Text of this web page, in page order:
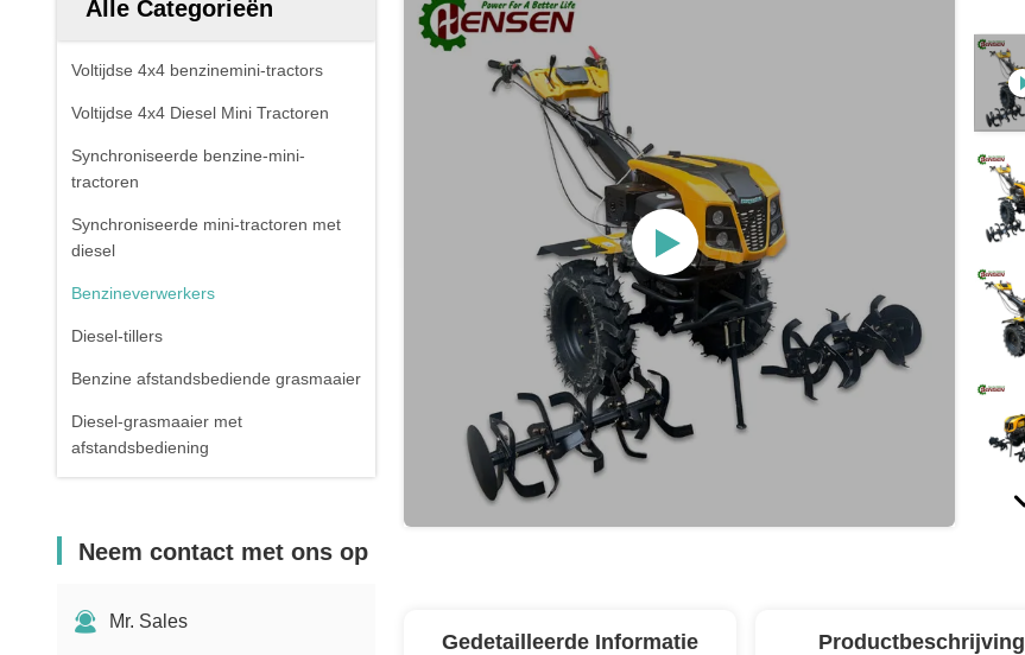
Alle Categorieën
Voltijdse 4x4 benzinemini-tractors
Voltijdse 4x4 Diesel Mini Tractoren
Synchroniseerde benzine-mini-
tractoren
Synchroniseerde mini-tractoren met
diesel
Benzineverwerkers
Diesel-tillers
Benzine afstandsbediende grasmaaier
Diesel-grasmaaier met
afstandsbediening
Neem contact met ons op
Mr. Sales
Gedetailleerde Informatie Productbeschrijving